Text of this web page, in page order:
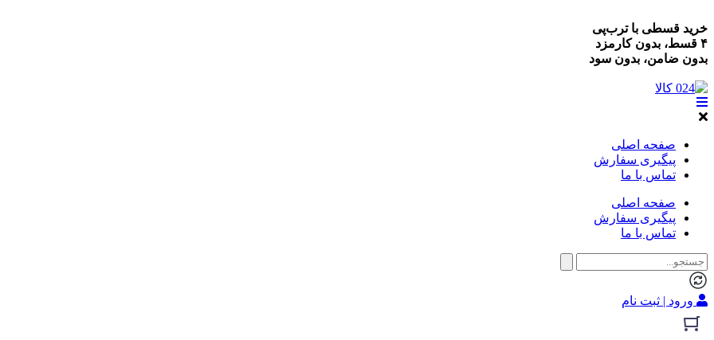
خرید قسطی با ترب‌پی
۴ قسط، بدون کارمزد
بدون ضامن، بدون سود
صفحه اصلی
پیگیری سفارش
تماس با ما
صفحه اصلی
پیگیری سفارش
تماس با ما
ورود | ثبت نام